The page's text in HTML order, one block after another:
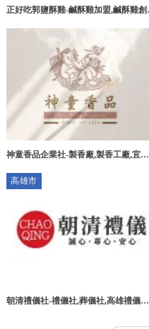
正好吃郭鹽酥雞-鹹酥雞加盟,鹹酥雞創
神童香品企業社-製香廠,製香工廠,宜蘭
高雄市
朝清禮儀社-禮儀社,葬儀社,高雄禮儀社,